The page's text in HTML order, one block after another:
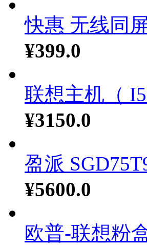
快惠 无线同
¥399.0
联想主机（
¥3150.0
盈派
¥5600.0
欧普-联想粉